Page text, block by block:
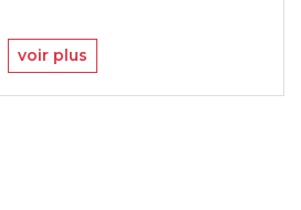
voir plus